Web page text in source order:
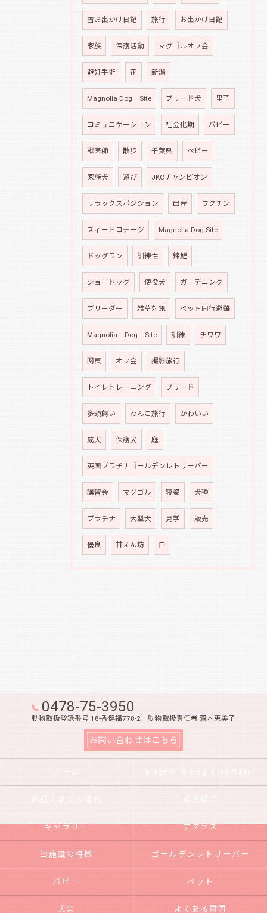
雪お出かけ日記 旅行 お出かけ日記
家族 保護活動 マグゴルオフ会
避妊手術 花 新潟
Magnolia Dog Site ブリード犬 里子
コミュニケーション 社会化期 パピー
獣医師 散歩 千葉県 ベビー
家族犬 遊び JKCチャンピオン
リラックスポジション 出産 ワクチン
スィートコテージ Magnolia Dog Site
ドッグラン 訓練性 錦鯉
ショードッグ 使役犬 ガーデニング
ブリーダー 雑草対策 ペット同行避難
Magnolia Dog Site 訓練 チワワ
関東 オフ会 撮影旅行
トイレトレーニング ブリード
多頭飼い わんこ旅行 かわいい
成犬 保護犬 庭
英国プラチナゴールデンレトリーバー
講習会 マグゴル 寝姿 犬種
プラチナ 大型犬 見学 販売
優良 甘えん坊 白
0478-75-3950
動物取扱登録番号 18-香健福778-2 動物取扱責任者 齋木恵美子
お問い合わせはこちら
ホーム Magnolia Dog Siteの想い
お迎えまでの流れ 成犬紹介
ギャラリー アクセス
当施設の特徴 ゴールデンレトリーバー
パピー ペット
犬舎 よくある質問